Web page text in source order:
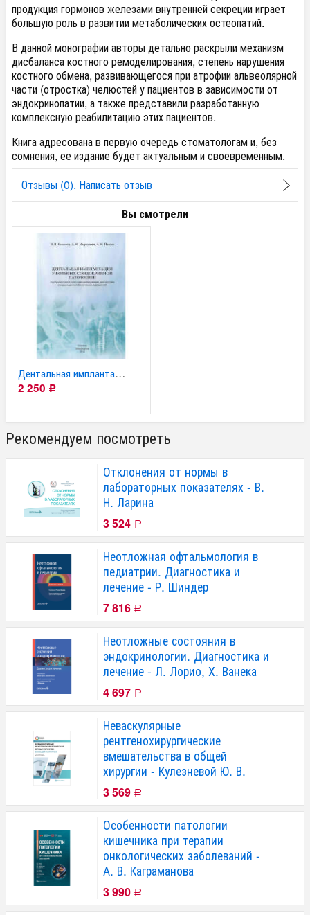
продукция гормонов железами внутренней секреции играет
большую роль в развитии метаболических остеопатий.
В данной монографии авторы детально раскрыли механизм
дисбаланса костного ремоделирования, степень нарушения
костного обмена, развивающегося при атрофии альвеолярной
части (отростка) челюстей у пациентов в зависимости от
эндокринопатии, а также представили разработанную
комплексную реабилитацию этих пациентов.
Книга адресована в первую очередь стоматологам и, без
сомнения, ее издание будет актуальным и своевременным.
Отзывы (0). Написать отзыв
Вы смотрели
Дентальная имплантация...
2 250 Р
Рекомендуем посмотреть
Отклонения от нормы в
лабораторных показателях - В.
Н. Ларина
3 524 Р
Неотложная офтальмология в
педиатрии. Диагностика и
лечение - Р. Шиндер
7 816 Р
Неотложные состояния в
эндокринологии. Диагностика и
лечение - Л. Лорио, Х. Ванека
4 697 Р
Неваскулярные
рентгенохирургические
вмешательства в общей
хирургии - Кулезневой Ю. В.
3 569 Р
Особенности патологии
кишечника при терапии
онкологических заболеваний -
А. В. Каграманова
3 990 Р